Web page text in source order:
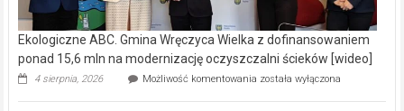
Ekologiczne ABC. Gmina Wręczyca Wielka z dofinansowaniem
ponad 15,6 mln na modernizację oczyszczalni ścieków [wideo]
4 sierpnia, 2026 Możliwość komentowania Ekologiczne
została wyłączona